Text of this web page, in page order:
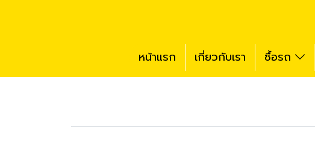
หน้าแรก เกี่ยวกับเรา ซื้อรถ